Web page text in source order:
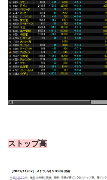
ストップ高